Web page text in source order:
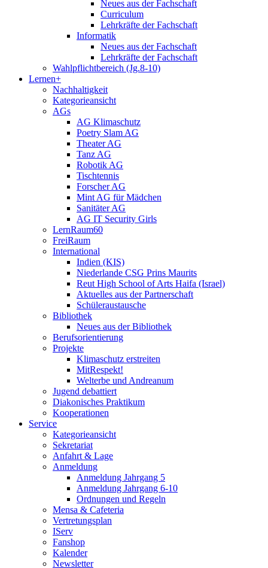
Neues aus der Fachschaft
Curriculum
Lehrkräfte der Fachschaft
Informatik
Neues aus der Fachschaft
Lehrkräfte der Fachschaft
Wahlpflichtbereich (Jg.8-10)
Lernen+
Nachhaltigkeit
Kategorieansicht
AGs
AG Klimaschutz
Poetry Slam AG
Theater AG
Tanz AG
Robotik AG
Tischtennis
Forscher AG
Mint AG für Mädchen
Sanitäter AG
AG IT Security Girls
LernRaum60
FreiRaum
International
Indien (KIS)
Niederlande CSG Prins Maurits
Reut High School of Arts Haifa (Israel)
Aktuelles aus der Partnerschaft
Schüleraustausche
Bibliothek
Neues aus der Bibliothek
Berufsorientierung
Projekte
Klimaschutz erstreiten
MitRespekt!
Welterbe und Andreanum
Jugend debattiert
Diakonisches Praktikum
Kooperationen
Service
Kategorieansicht
Sekretariat
Anfahrt & Lage
Anmeldung
Anmeldung Jahrgang 5
Anmeldung Jahrgang 6-10
Ordnungen und Regeln
Mensa & Cafeteria
Vertretungsplan
IServ
Fanshop
Kalender
Newsletter